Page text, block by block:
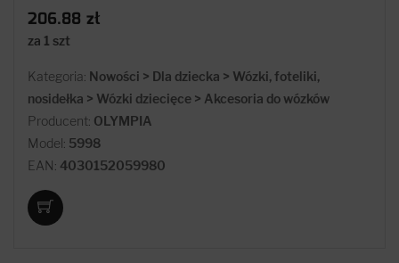
206.88 zł
za 1 szt
Kategoria: Nowości > Dla dziecka > Wózki, foteliki,
nosidełka > Wózki dziecięce > Akcesoria do wózków
Producent: OLYMPIA
Model: 5998
EAN: 4030152059980